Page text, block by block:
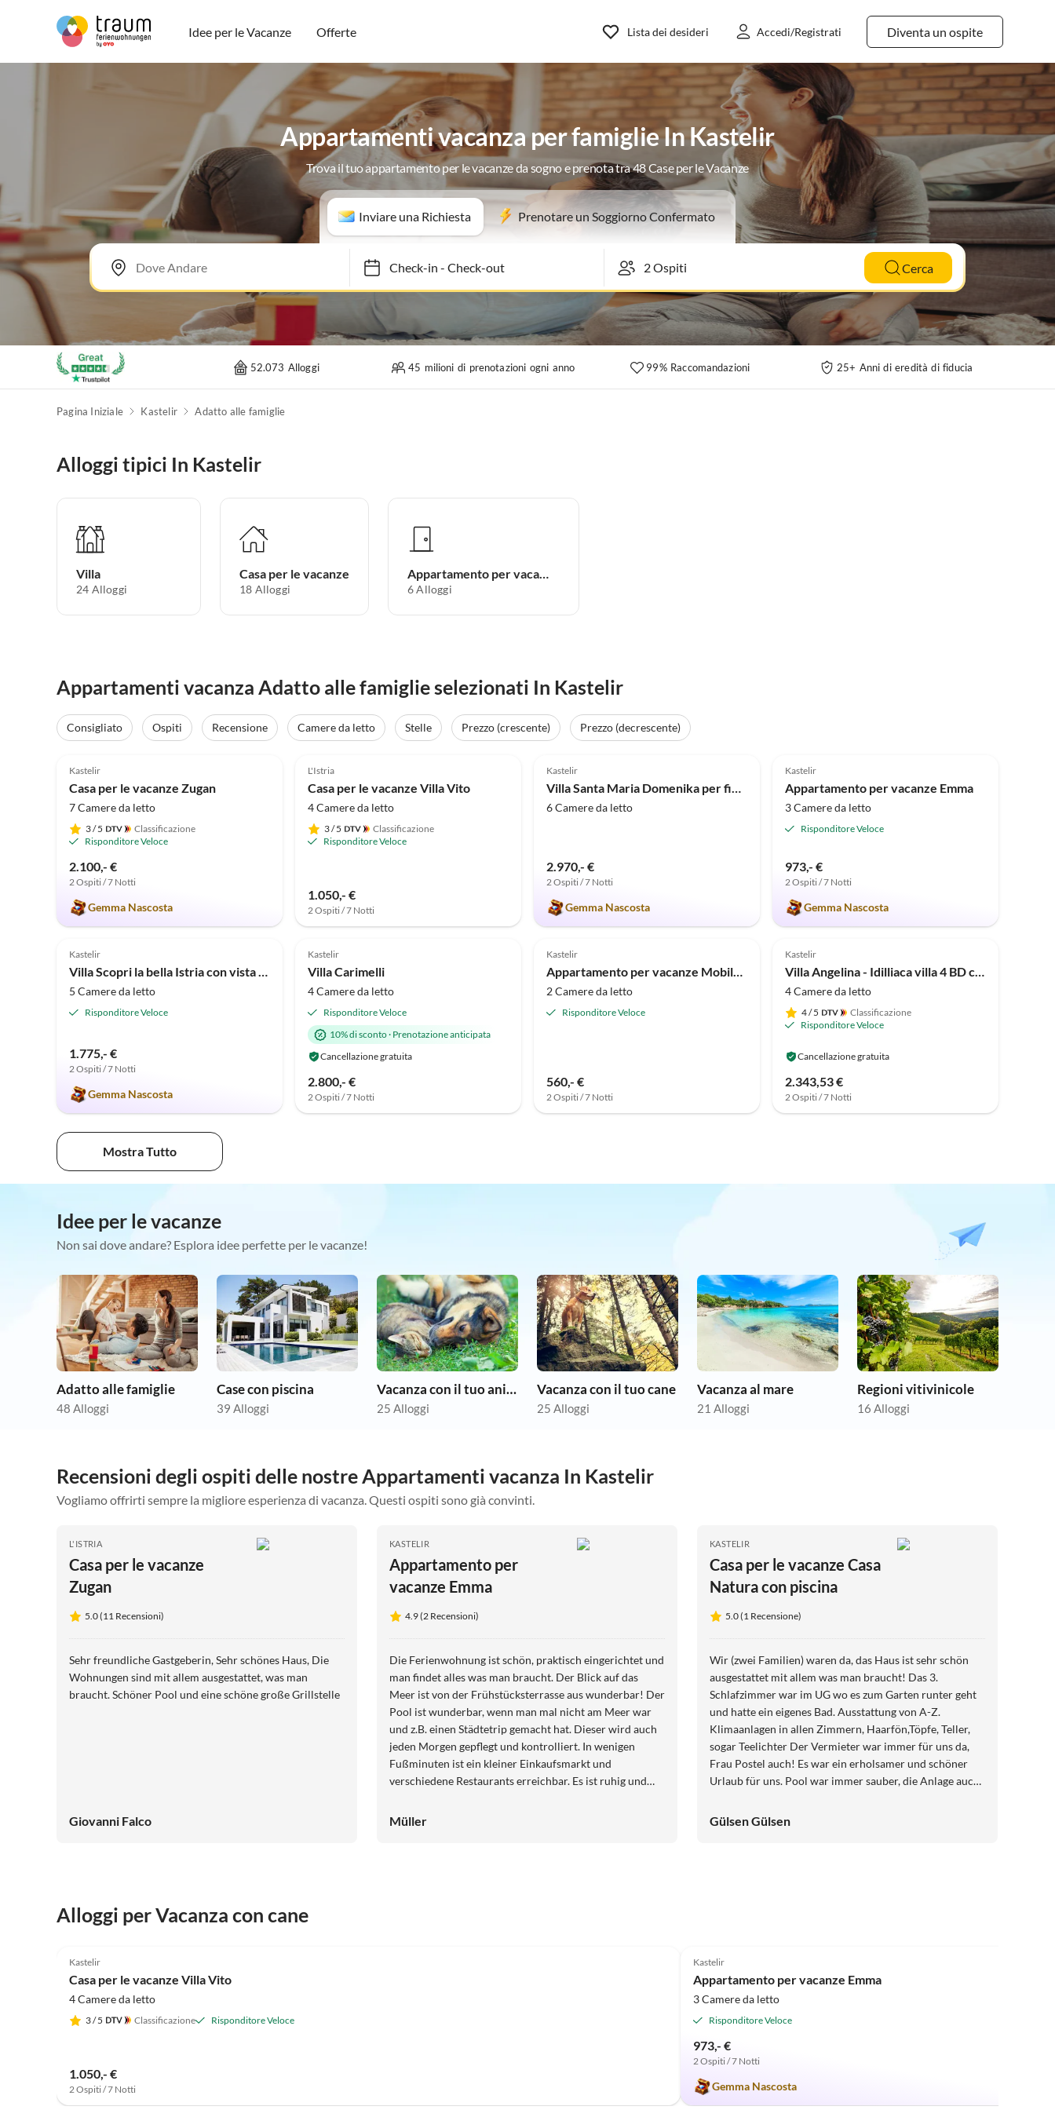
Idee per le Vacanze Offerte Diventa un ospite
Lista dei desideri Accedi/Registrati
Appartamenti vacanza per famiglie In Kastelir
Trova il tuo appartamento per le vacanze da sogno e prenota tra 48 Case per le Vacanze
Inviare una Richiesta Prenotare un Soggiorno Confermato
Check-in- Check-out Cerca
52.073 Alloggi 45 milioni di prenotazioni ogni anno 99% Raccomandazioni 25+ Anni di eredità di fiducia
Pagina Iniziale Kastelir Adatto alle famiglie
Alloggi tipici In Kastelir
Villa
24 Alloggi
Casa per le vacanze
18 Alloggi
Appartamento per vacanze
6 Alloggi
Appartamenti vacanza Adatto alle famiglie selezionati In Kastelir
Consigliato Ospiti Recensione Camere da letto Stelle Prezzo (crescente)
Prezzo (decrescente)
Kastelir
Casa per le vacanze Zugan
7 Camere da letto
3/ 5
Classificazione
Risponditore Veloce
2.100,- €
2 Ospiti / 7 Notti
Gemma Nascosta
L'Istria
Casa per le vacanze Villa Vito
4 Camere da letto
3/ 5
Classificazione
Risponditore Veloce
1.050,- €
2 Ospiti / 7 Notti
Kastelir
Villa Santa Maria Domenika per fino a 12 persone
6 Camere da letto
2.970,- €
2 Ospiti / 7 Notti
Gemma Nascosta
Kastelir
Appartamento per vacanze Emma
3 Camere da letto
Risponditore Veloce
973,- €
2 Ospiti / 7 Notti
Gemma Nascosta
5.0 (1)
Kastelir
Villa Scopri la bella Istria con vista mare e piscina.
5 Camere da letto
Risponditore Veloce
1.775,- €
2 Ospiti / 7 Notti
Gemma Nascosta
Kastelir
Villa Carimelli
4 Camere da letto
Risponditore Veloce
10% di sconto· Prenotazione anticipata
Cancellazione gratuita
2.800,- €
2 Ospiti / 7 Notti
Kastelir
Appartamento per vacanze Mobilhome Sunstar
2 Camere da letto
Risponditore Veloce
560,- €
2 Ospiti / 7 Notti
Alto
Kastelir
Villa Angelina - Idilliaca villa 4 BD con piscina vicino a Parenzo
4 Camere da letto
4/ 5
Classificazione
Risponditore Veloce
Cancellazione gratuita
2.343,53 €
2 Ospiti / 7 Notti
Mostra Tutto
Idee per le vacanze
Non sai dove andare? Esplora idee perfette per le vacanze!
Adatto alle famiglie
48 Alloggi
Case con piscina
39 Alloggi
Vacanza con il tuo animale domestico
25 Alloggi
Vacanza con il tuo cane
25 Alloggi
Vacanza al mare
21 Alloggi
Regioni vitivinicole
16 Alloggi
Recensioni degli ospiti delle nostre Appartamenti vacanza In Kastelir
Vogliamo offrirti sempre la migliore esperienza di vacanza. Questi ospiti sono già convinti.
L'ISTRIA
Casa per le vacanze
Zugan
5.0 (11 Recensioni)
Sehr freundliche Gastgeberin, Sehr schönes Haus, Die
Wohnungen sind mit allem ausgestattet, was man
braucht. Schöner Pool und eine schöne große Grillstelle
Giovanni Falco
KASTELIR
Appartamento per
vacanze Emma
4.9 (2 Recensioni)
Die Ferienwohnung ist schön, praktisch eingerichtet und
man findet alles was man braucht. Der Blick auf das
Meer ist von der Frühstücksterrasse aus wunderbar! Der
Pool ist wunderbar, wenn man mal nicht am Meer war
und z.B. einen Städtetrip gemacht hat. Dieser wird auch
jeden Morgen gepflegt und kontrolliert. In wenigen
Fußminuten ist ein kleiner Einkaufsmarkt und
verschiedene Restaurants erreichbar. Es ist ruhig und
ganz Istrien zu erkunden. Wir haben mit 2 Erwachsenen
Müller
KASTELIR
Casa per le vacanze Casa
Natura con piscina
5.0 (1 Recensione)
Wir (zwei Familien) waren da, das Haus ist sehr schön
ausgestattet mit allem was man braucht! Das 3.
Schlafzimmer war im UG wo es zum Garten runter geht
und hatte ein eigenes Bad. Ausstattung von A-Z.
Klimaanlagen in allen Zimmern, Haarfön,Töpfe, Teller,
sogar Teelichter Der Vermieter war immer für uns da,
Frau Postel auch! Es war ein erholsamer und schöner
Urlaub für uns. Pool war immer sauber, die Anlage auch,
hatte auch viel zu bieten. Fazit: wir hatten erst bedenken
Gülsen Gülsen
Alloggi per Vacanza con cane
Kastelir
Casa per le vacanze Villa Vito
4 Camere da letto
3/ 5 Classificazione Risponditore Veloce
1.050,- €
2 Ospiti / 7 Notti
Kastelir
Appartamento per vacanze Emma
3 Camere da letto
Risponditore Veloce
973,- €
2 Ospiti / 7 Notti
Gemma Nascosta